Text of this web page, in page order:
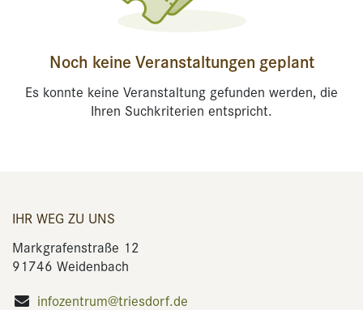
Noch keine Veranstaltungen geplant
Es konnte keine Veranstaltung gefunden werden, die
Ihren Suchkriterien entspricht.
IHR WEG ZU UNS
Markgrafenstraße 12
91746 Weidenbach
infozentrum@triesdorf.de